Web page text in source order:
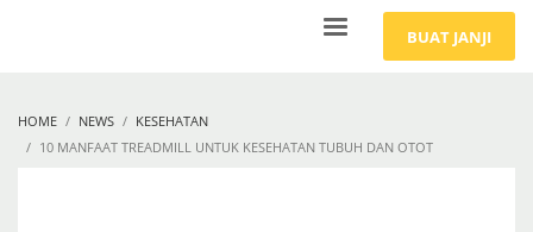
BUAT JANJI
HOME NEWS
KESEHATAN
10 MANFAAT TREADMILL UNTUK KESEHATAN TUBUH DAN OTOT